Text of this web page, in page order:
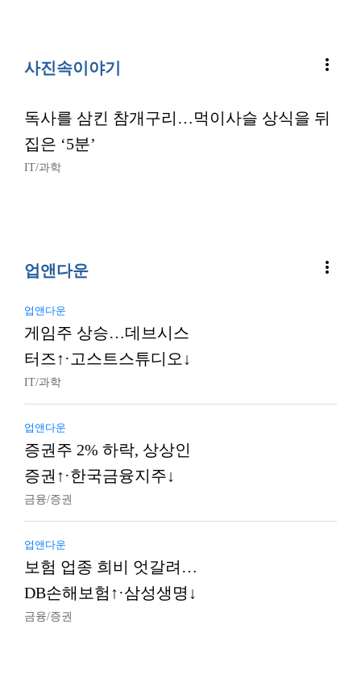
사진속이야기 more_vert
독사를 삼킨 참개구리…먹이사슬 상식을 뒤
집은 ‘5분’
IT/과학
업앤다운 more_vert
업앤다운
게임주 상승…데브시스
터즈↑·고스트스튜디오↓
IT/과학
업앤다운
증권주 2% 하락, 상상인
증권↑·한국금융지주↓
금융/증권
업앤다운
보험 업종 희비 엇갈려…
DB손해보험↑·삼성생명↓
금융/증권